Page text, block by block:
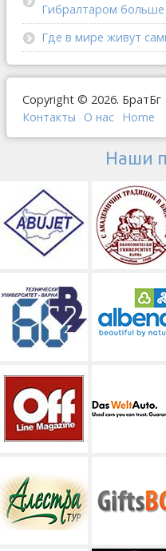
Гибралтаром больше
Где в мире живут
Copyright © 2026. БратБг
Контакты
О наc Home
Наши